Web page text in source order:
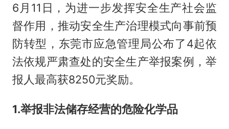
6月11日，为进一步发挥安全生产社会监
督作用，推动安全生产治理模式向事前预
防转型，东莞市应急管理局公布了4起依
法依规严肃查处的安全生产举报案例，举
报人最高获8250元奖励。
1.举报非法储存经营的危险化学品